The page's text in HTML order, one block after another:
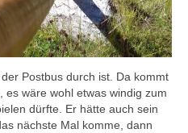
Postbus durch ist. Da kommt
wäre wohl etwas windig zum
dürfte. Er hätte auch sein
nächste Mal komme, dann